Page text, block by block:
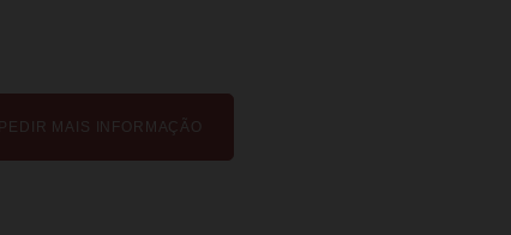
PEDIR MAIS INFORMAÇÃO